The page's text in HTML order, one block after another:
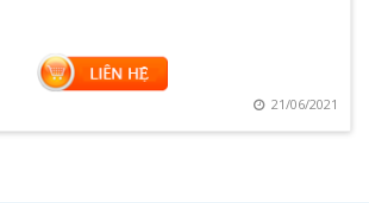
21/06/2021